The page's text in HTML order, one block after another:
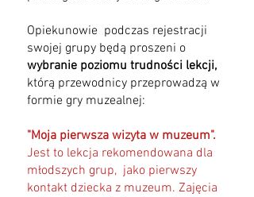
Opiekunowie podczas rejestracji
swojej grupy będą proszeni o
wybranie poziomu trudności lekcji,
którą przewodnicy przeprowadzą w
formie gry muzealnej:
"Moja pierwsza wizyta w muzeum".
Jest to lekcja rekomendowana dla
młodszych grup, jako pierwszy
kontakt dziecka z muzeum. Zajęcia